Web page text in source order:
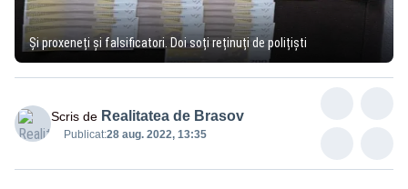
Și proxeneți și falsificatori. Doi soți reținuți de polițiști
Scris de Realitatea de Brasov
Publicat:28 aug. 2022, 13:35